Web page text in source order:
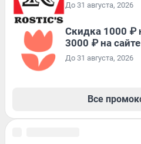
До 31 августа, 2026
Скидка 1000 ₽
3000 ₽ на
До 31 августа, 2026
Все